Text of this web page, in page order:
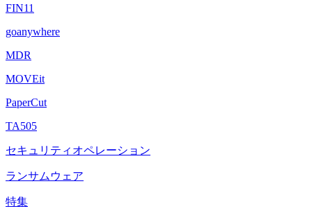
FIN11
goanywhere
MDR
MOVEit
PaperCut
TA505
セキュリティオペレーション
ランサムウェア
特集